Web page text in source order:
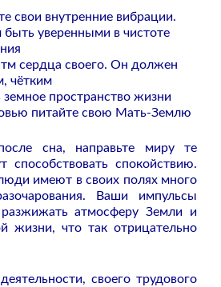
свои внутренние вибрации.
уверенными в чистоте
сердца своего. Он должен
чётким
земное пространство жизни
питайте свою Мать-Землю
сна, направьте миру те
способствовать спокойствию.
имеют в своих полях много
Ваши импульсы
атмосферу Земли и
жизни, что так отрицательно
своего трудового